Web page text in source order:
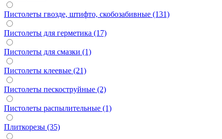
Пистолеты гвозде, штифто, скобозабивные (131)
Пистолеты для герметика (17)
Пистолеты для смазки (1)
Пистолеты клеевые (21)
Пистолеты пескоструйные (2)
Пистолеты распылительные (1)
Плиткорезы (35)